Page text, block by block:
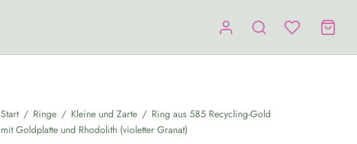
Start / Ringe / Kleine und Zarte / Ring aus 585 Recycling-Gold
mit Goldplatte und Rhodolith (violetter Granat)